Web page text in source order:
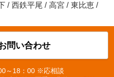
/ 西鉄平尾 / 高宮 / 東比恵 /
問い合わせ
～18：00 ※応相談